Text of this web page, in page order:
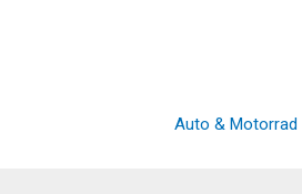
Auto & Motorrad